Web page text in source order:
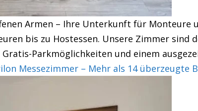
Armen – Ihre Unterkunft für Monteure
bis zu Hostessen. Unsere Zimmer
Parkmöglichkeiten und einem
Messezimmer – Mehr als 14 überzeugte